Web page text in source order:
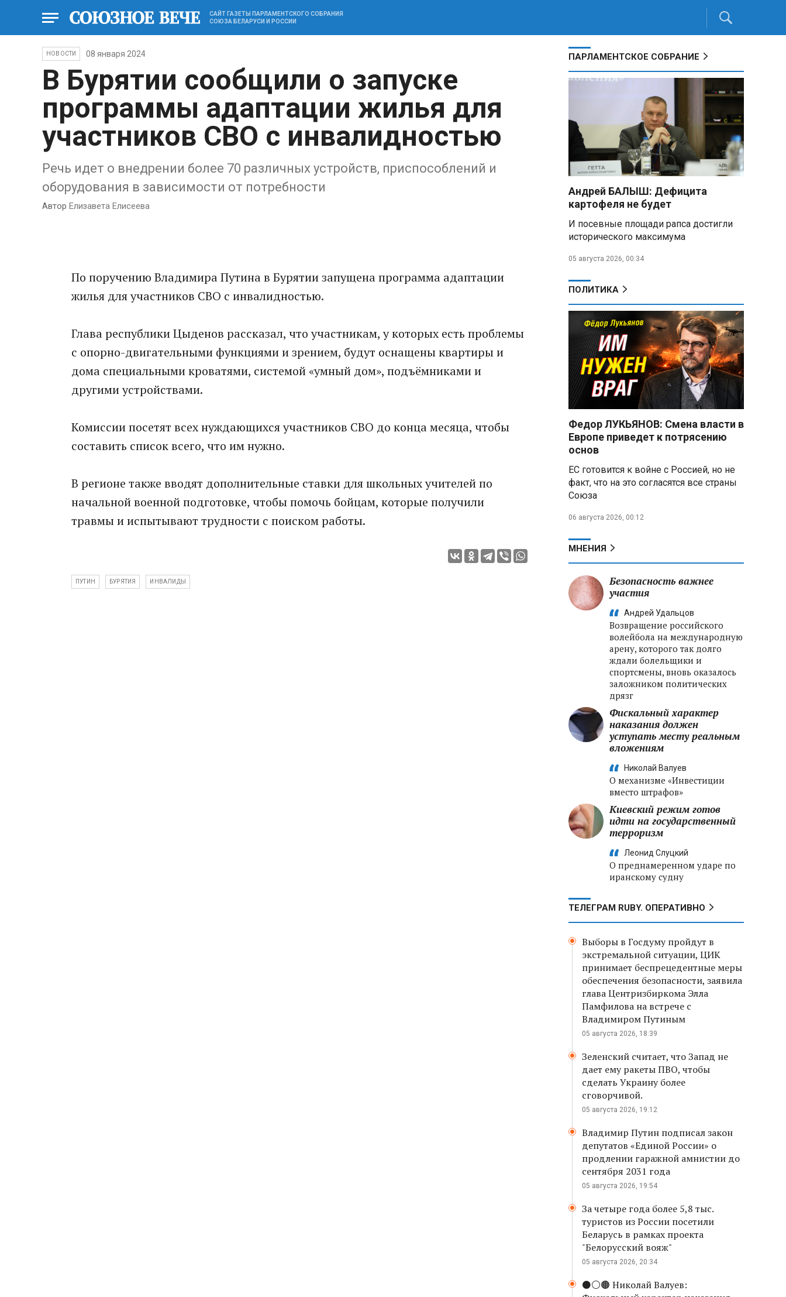
САЙТ ГАЗЕТЫ ПАРЛАМЕНТСКОГО СОБРАНИЯ
СОЮЗА БЕЛАРУСИ И РОССИИ
НОВОСТИ 08 января 2024
В Бурятии сообщили о запуске
программы адаптации жилья для
участников СВО с инвалидностью
Речь идет о внедрении более 70 различных устройств, приспособлений и
оборудования в зависимости от потребности
Автор Елизавета Елисеева
По поручению Владимира Путина в Бурятии запущена программа адаптации
жилья для участников СВО с инвалидностью.
Глава республики Цыденов рассказал, что участникам, у которых есть проблемы
с опорно-двигательными функциями и зрением, будут оснащены квартиры и
дома специальными кроватями, системой «умный дом», подъёмниками и
другими устройствами.
Комиссии посетят всех нуждающихся участников СВО до конца месяца, чтобы
составить список всего, что им нужно.
В регионе также вводят дополнительные ставки для школьных учителей по
начальной военной подготовке, чтобы помочь бойцам, которые получили
травмы и испытывают трудности с поиском работы.
ПУТИН БУРЯТИЯ ИНВАЛИДЫ
ПАРЛАМЕНТСКОЕ СОБРАНИЕ
Андрей БАЛЫШ: Дефицита
картофеля не будет
И посевные площади рапса достигли
исторического максимума
05 августа 2026, 00:34
ПОЛИТИКА
Федор ЛУКЬЯНОВ: Смена власти в
Европе приведет к потрясению
основ
ЕС готовится к войне с Россией, но не
факт, что на это согласятся все страны
Союза
06 августа 2026, 00:12
МНЕНИЯ
Безопасность важнее
участия
Андрей Удальцов
Возвращение российского
волейбола на международную
арену, которого так долго
ждали болельщики и
спортсмены, вновь оказалось
заложником политических
дрязг
Фискальный характер
наказания должен
уступать месту реальным
вложениям
Николай Валуев
О механизме «Инвестиции
вместо штрафов»
Киевский режим готов
идти на государственный
терроризм
Леонид Слуцкий
О преднамеренном ударе по
иранскому судну
ТЕЛЕГРАМ RUBY. ОПЕРАТИВНО
Выборы в Госдуму пройдут в
экстремальной ситуации, ЦИК
принимает беспрецедентные меры
обеспечения безопасности, заявила
глава Центризбиркома Элла
Памфилова на встрече с
Владимиром Путиным
05 августа 2026, 18:39
Зеленский считает, что Запад не
дает ему ракеты ПВО, чтобы
сделать Украину более
сговорчивой.
05 августа 2026, 19:12
Владимир Путин подписал закон
депутатов «Единой России» о
продлении гаражной амнистии до
сентября 2031 года
05 августа 2026, 19:54
За четыре года более 5,8 тыс.
туристов из России посетили
Беларусь в рамках проекта
"Белорусский вояж"
05 августа 2026, 20:34
⚫️⚪️🟤 Николай Валуев: